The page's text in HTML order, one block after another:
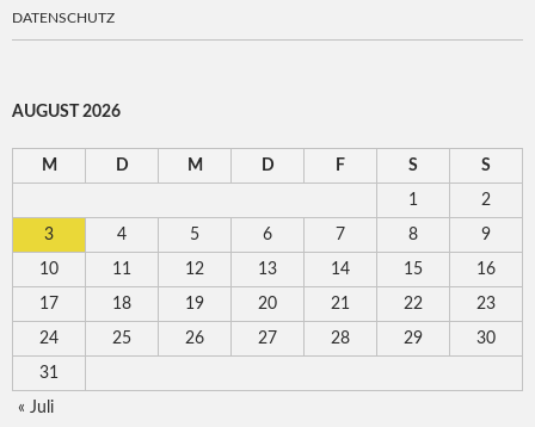
DATENSCHUTZ
AUGUST 2026
M D M D F S S
1 2
3 4 5 6 7 8 9
10 11 12 13 14 15 16
17 18 19 20 21 22 23
24 25 26 27 28 29 30
31
« Juli